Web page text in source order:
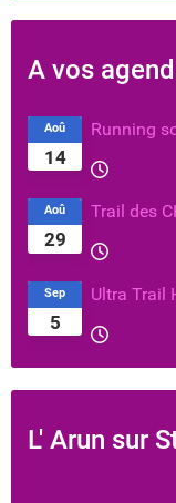
A vos
14
Aoû Running
29
Aoû Trail des
5
Sep Ultra Trail
L' Arun sur